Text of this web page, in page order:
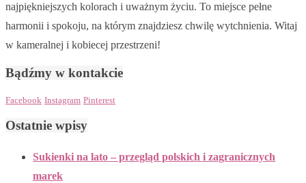
najpiękniejszych kolorach i uważnym życiu. To miejsce pełne
harmonii i spokoju, na którym znajdziesz chwilę wytchnienia. Witaj
w kameralnej i kobiecej przestrzeni!
Bądźmy w kontakcie
Facebook Instagram Pinterest
Ostatnie wpisy
Sukienki na lato – przegląd polskich i zagranicznych
marek